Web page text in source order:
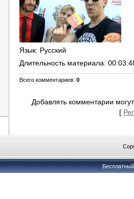
Язык: Русский
Длительность материала:
Всего комментариев: 0
Добавлять комментарии
[